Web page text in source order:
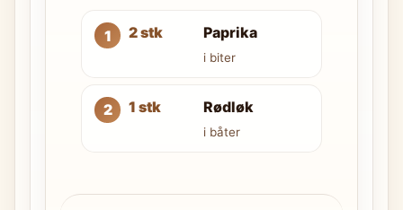
2 stk Paprika
i biter
1 stk Rødløk
i båter